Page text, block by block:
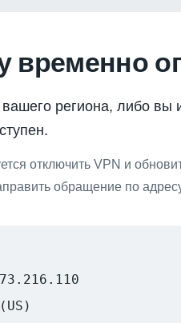
временно
региона, либо вы
отключить VPN и
обращение по